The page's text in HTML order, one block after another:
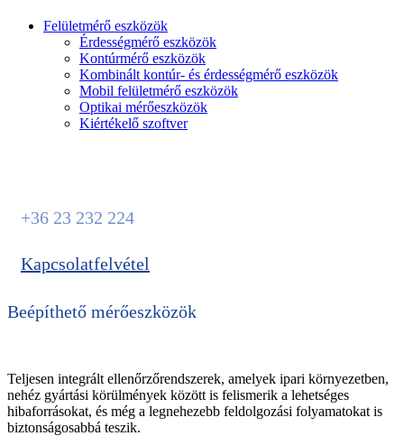
Felületmérő eszközök
Érdességmérő eszközök
Kontúrmérő eszközök
Kombinált kontúr- és érdességmérő eszközök
Mobil felületmérő eszközök
Optikai mérőeszközök
Kiértékelő szoftver
+36 23 232 224
Kapcsolatfelvétel
Beépíthető mérőeszközök
Teljesen integrált ellenőrzőrendszerek, amelyek ipari környezetben,
nehéz gyártási körülmények között is felismerik a lehetséges
hibaforrásokat, és még a legnehezebb feldolgozási folyamatokat is
biztonságosabbá teszik.